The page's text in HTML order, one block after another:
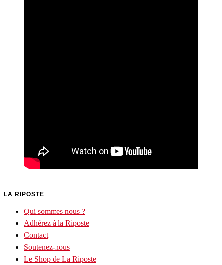
LA RIPOSTE
Qui sommes nous ?
Adhérez à la Riposte
Contact
Soutenez-nous
Le Shop de La Riposte